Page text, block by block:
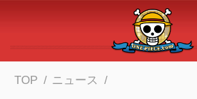
メインコンテンツへスキップする
TOP ニュース